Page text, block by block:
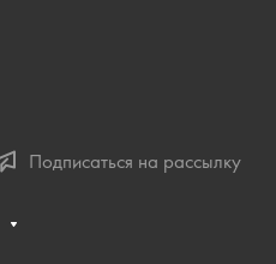
Подписаться на рассылку